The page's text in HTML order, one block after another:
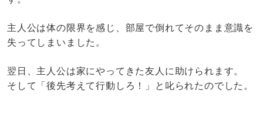
主人公は体の限界を感じ、部屋で倒れてそのまま意識を
失ってしまいました。
翌日、主人公は家にやってきた友人に助けられます。
そして「後先考えて行動しろ！」と叱られたのでした。